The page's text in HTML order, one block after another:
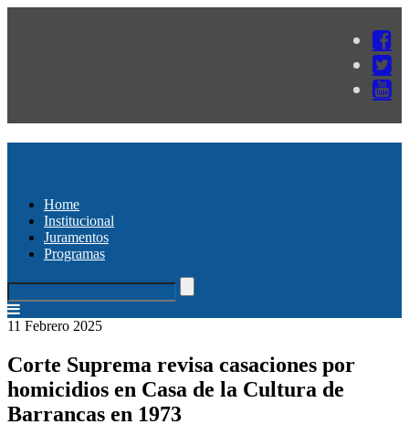
Home
Institucional
Juramentos
Programas
11 Febrero 2025
Corte Suprema revisa casaciones por
homicidios en Casa de la Cultura de
Barrancas en 1973